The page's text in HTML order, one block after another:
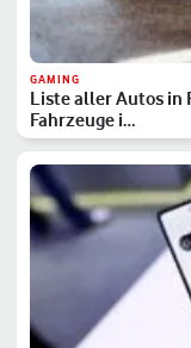
GAMING
Liste aller Autos in
Fahrzeuge i…